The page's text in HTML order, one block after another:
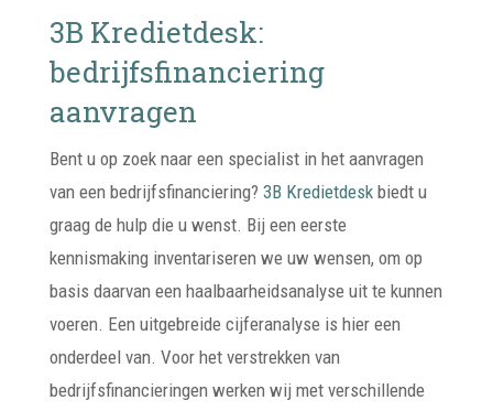
3B Kredietdesk:
bedrijfsfinanciering
aanvragen
Bent u op zoek naar een specialist in het aanvragen
van een bedrijfsfinanciering? 3B Kredietdeskbiedt u
graag de hulp die u wenst. Bij een eerste
kennismaking inventariseren we uw wensen, om op
basis daarvan een haalbaarheidsanalyse uit te kunnen
voeren. Een uitgebreide cijferanalyse is hier een
onderdeel van. Voor het verstrekken van
bedrijfsfinancieringen werken wij met verschillende